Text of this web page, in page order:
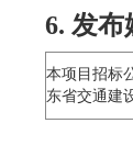
6. 发布
本项目招标
东省交通建